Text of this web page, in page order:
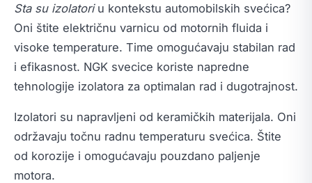
Sta su izolatoriu kontekstu automobilskih svećica?
Oni štite električnu varnicu od motornih fluida i
visoke temperature. Time omogućavaju stabilan rad
i efikasnost. NGK svecice koriste napredne
tehnologije izolatora za optimalan rad i dugotrajnost.
Izolatori su napravljeni od keramičkih materijala. Oni
održavaju točnu radnu temperaturu svećica. Štite
od korozije i omogućavaju pouzdano paljenje
motora.